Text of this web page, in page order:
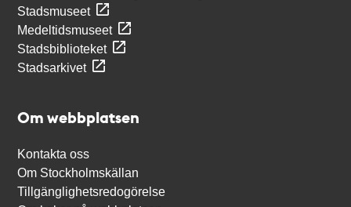
Stadsmuseet
Medeltidsmuseet
Stadsbiblioteket
Stadsarkivet
Om webbplatsen
Kontakta oss
Om Stockholmskällan
Tillgänglighetsredogörelse